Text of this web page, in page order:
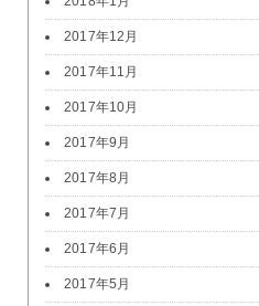
2017年12月
2017年11月
2017年10月
2017年9月
2017年8月
2017年7月
2017年6月
2017年5月